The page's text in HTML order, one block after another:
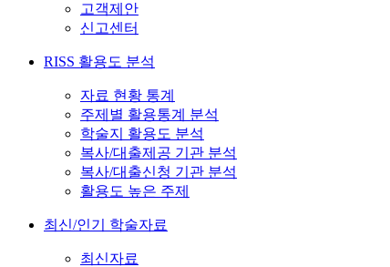
고객제안
신고센터
RISS 활용도 분석
자료 현황 통계
주제별 활용통계 분석
학술지 활용도 분석
복사/대출제공 기관 분석
복사/대출신청 기관 분석
활용도 높은 주제
최신/인기 학술자료
최신자료